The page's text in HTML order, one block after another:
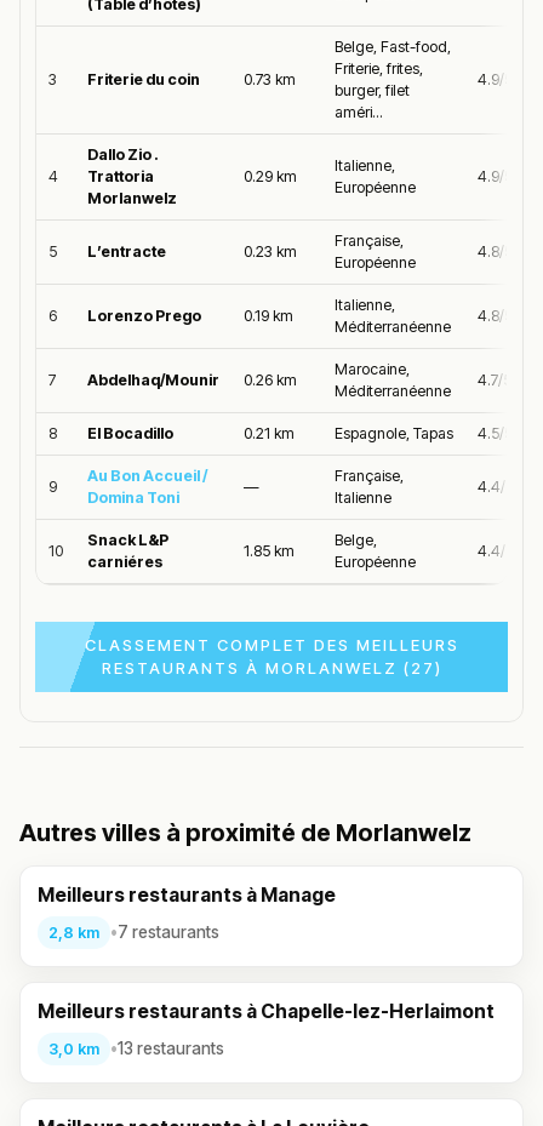
(Table d’hôtes)
3 Friterie du coin 0.73 km
Belge, Fast-food,
Friterie, frites,
burger, filet
améri...
4.9/5
4
Dallo Zio .
Trattoria
Morlanwelz
0.29 km
Italienne,
Européenne
4.9/5
5 L’entracte 0.23 km
Française,
Européenne
4.8/5
6 Lorenzo Prego 0.19 km
Italienne,
Méditerranéenne
4.8/5
7 Abdelhaq/Mounir 0.26 km
Marocaine,
Méditerranéenne
4.7/5
8 El Bocadillo 0.21 km Espagnole, Tapas 4.5/5
9
Au Bon Accueil /
Domina Toni
—
Française,
Italienne
4.4/5
10
Snack L&P
carniéres
1.85 km
Belge,
Européenne
4.4/5
CLASSEMENT COMPLET DES MEILLEURS
RESTAURANTS À MORLANWELZ (27)
Autres villes à proximité de Morlanwelz
Meilleurs restaurants à Manage
2,8 km •7 restaurants
Meilleurs restaurants à Chapelle-lez-Herlaimont
3,0 km •13 restaurants